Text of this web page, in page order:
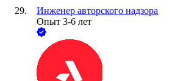
Инженер авторского надзора
Опыт 3-6 лет